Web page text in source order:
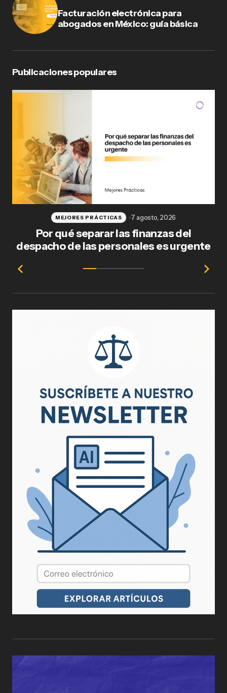
Facturación electrónica para
abogados en México: guía básica
Publicaciones populares
Por qué separar las finanzas del
despacho de las personales es urgente
MEJORES PRÁCTICAS 7 agosto, 2026